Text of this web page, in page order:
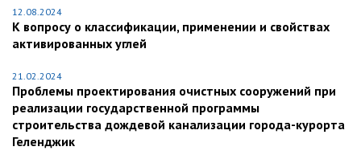
12.08.2024
К вопросу о классификации, применении и свойствах
активированных углей
21.02.2024
Проблемы проектирования очистных сооружений при
реализации государственной программы
строительства дождевой канализации города-курорта
Геленджик